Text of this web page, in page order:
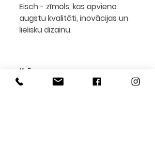
Eisch - zīmols, kas apvieno
augstu kvalitāti, inovācijas un
lielisku dizainu.
Krāsa:
Caurspīdīgs